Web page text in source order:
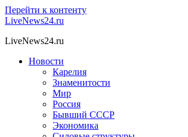
Перейти к контенту
LiveNews24.ru
LiveNews24.ru
Новости
Карелия
Знаменитости
Мир
Россия
Бывший СССР
Экономика